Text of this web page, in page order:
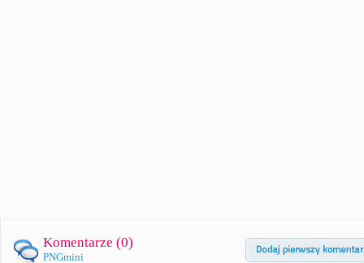
Komentarze (0)
PNGmini